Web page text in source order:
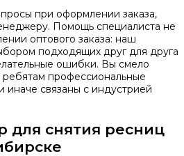
при оформлении заказа,
Помощь специалиста не
оптового заказа: наш
подходящих друг для друга
ошибки. Вы смело
профессиональные
иначе связаны с индустрией
для снятия ресниц